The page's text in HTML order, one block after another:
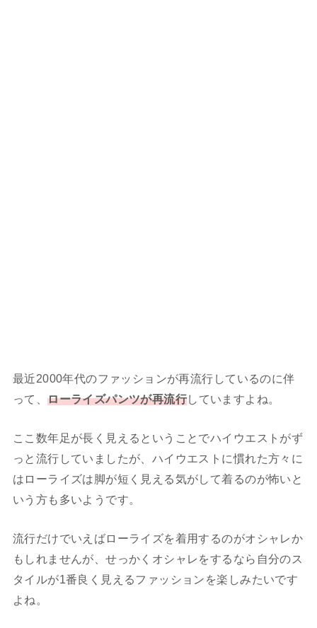
最近2000年代のファッションが再流行しているのに伴
って、ローライズパンツが再流行していますよね。
ここ数年足が長く見えるということでハイウエストがず
っと流行していましたが、ハイウエストに慣れた方々に
はローライズは脚が短く見える気がして着るのが怖いと
いう方も多いようです。
流行だけでいえばローライズを着用するのがオシャレか
もしれませんが、せっかくオシャレをするなら自分のス
タイルが1番良く見えるファッションを楽しみたいです
よね。